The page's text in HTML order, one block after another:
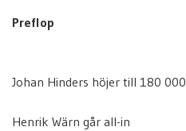
Preflop
Johan Hinders höjer till 180 000
Henrik Wärn går all-in